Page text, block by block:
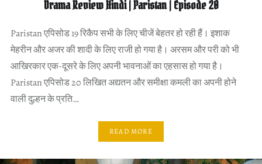
Drama Review Hindi | Paristan | Episode 20
Paristan एपिसोड 19 रिकैप सभी के लिए चीजें बेहतर हो रही हैं। इशाक
मेहरीन और अजर की शादी के लिए राजी हो गया है। अरसम और परी को भी
आखिरकार एक-दूसरे के लिए अपनी भावनाओं का एहसास हो गया है।
Paristan एपिसोड 20 लिखित अद्यतन और समीक्षा कमली का अपनी होने
वाली दुल्हन के प्रति…
READ MORE